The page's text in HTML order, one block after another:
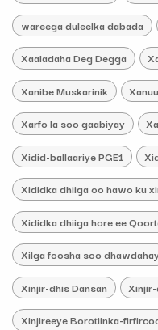
wareega duleelka dabada
Xaaladaha Deg Degga
Xanibe Muskarinik
Xarfo la soo gaabiyay
Xidid-ballaariye PGE1
Xididka dhiiga oo hawo ku
Xididka dhiiga hore ee
Xilga foosha soo
Xinjir-dhis Dansan
Xinjireeye Borotiinka-